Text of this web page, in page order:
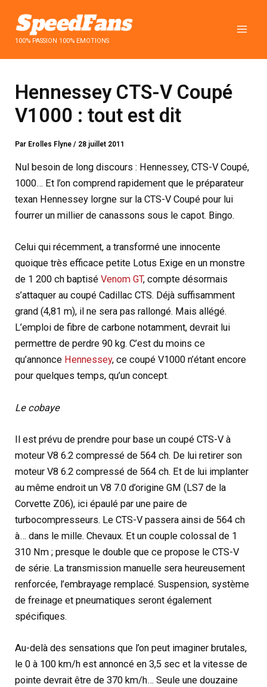
contenu100% PASSION 100% EMOTIONS
Hennessey CTS-V Coupé
V1000 : tout est dit
Par Erolles Flyne/ 28 juillet 2011
Nul besoin de long discours : Hennessey, CTS-V Coupé,
1000… Et l’on comprend rapidement que le préparateur
texan Hennessey lorgne sur la CTS-V Coupé pour lui
fourrer un millier de canassons sous le capot. Bingo.
Celui qui récemment, a transformé une innocente
quoique très efficace petite Lotus Exige en un monstre
de 1 200 ch baptiséVenom GT, compte désormais
s’attaquer au coupé Cadillac CTS. Déjà suffisamment
grand (4,81 m), il ne sera pas rallongé. Mais allégé.
L’emploi de fibre de carbone notamment, devrait lui
permettre de perdre 90 kg. C’est du moins ce
qu’annonce Hennessey, ce coupé V1000 n’étant encore
pour quelques temps, qu’un concept.
Le cobaye
Il est prévu de prendre pour base un coupé CTS-V à
moteur V8 6.2 compressé de 564 ch. De lui retirer son
moteur V8 6.2 compressé de 564 ch. Et de lui implanter
au même endroit un V8 7.0 d’origine GM (LS7 de la
Corvette Z06), ici épaulé par une paire de
turbocompresseurs. Le CTS-V passera ainsi de 564 ch
à… dans le mille. Chevaux. Et un couple colossal de 1
310 Nm ; presque le double que ce propose le CTS-V
de série. La transmission manuelle sera heureusement
renforcée, l’embrayage remplacé. Suspension, système
de freinage et pneumatiques seront également
spécifiques.
Au-delà des sensations que l’on peut imaginer brutales,
le 0 à 100 km/h est annoncé en 3,5 sec et la vitesse de
pointe devrait être de 370 km/h… Seule une douzaine